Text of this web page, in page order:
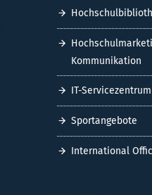
Kommunikation
IT-Servicezentrum
Sportangebote
International